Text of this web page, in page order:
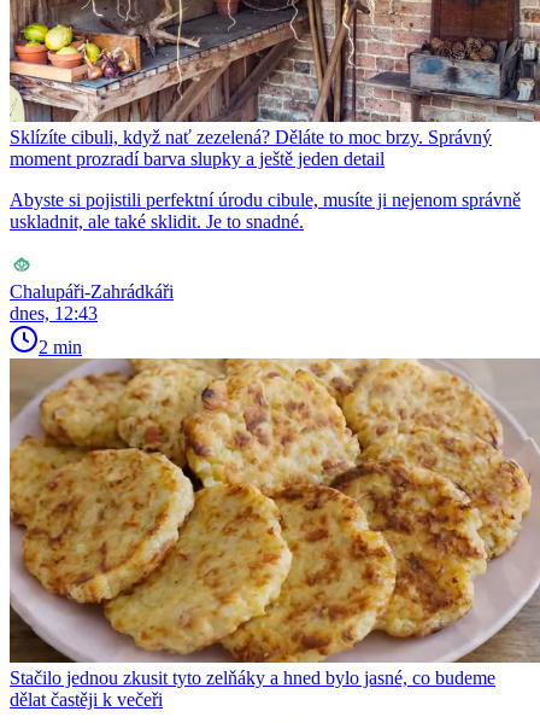
Sklízíte cibuli, když nať zezelená? Děláte to moc brzy. Správný
moment prozradí barva slupky a ještě jeden detail
Abyste si pojistili perfektní úrodu cibule, musíte ji nejenom správně
uskladnit, ale také sklidit. Je to snadné.
Chalupáři-Zahrádkáři
dnes, 12:43
2 min
Stačilo jednou zkusit tyto zelňáky a hned bylo jasné, co budeme
dělat častěji k večeři